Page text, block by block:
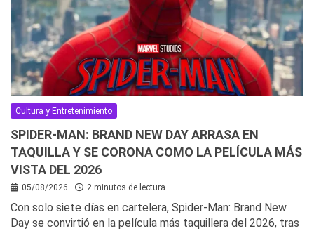
Cultura y Entretenimiento
SPIDER-MAN: BRAND NEW DAY ARRASA EN
TAQUILLA Y SE CORONA COMO LA PELÍCULA MÁS
VISTA DEL 2026
05/08/2026 2 minutos de lectura
Con solo siete días en cartelera, Spider-Man: Brand New
Day se convirtió en la película más taquillera del 2026, tras